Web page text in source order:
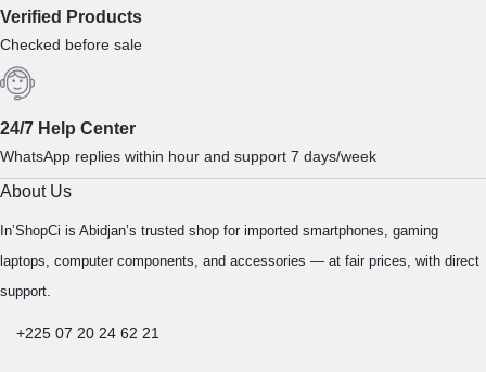
Verified Products
Checked before sale
24/7 Help Center
WhatsApp replies within hour and support 7 days/week
About Us
In’ShopCi is Abidjan’s trusted shop for imported smartphones, gaming
laptops, computer components, and accessories — at fair prices, with direct
support.
+225 07 20 24 62 21